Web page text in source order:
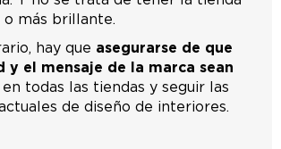
o más brillante.
hay que asegurarse de que
y el mensaje de la marca sean
en todas las tiendas y seguir las
de diseño de interiores.